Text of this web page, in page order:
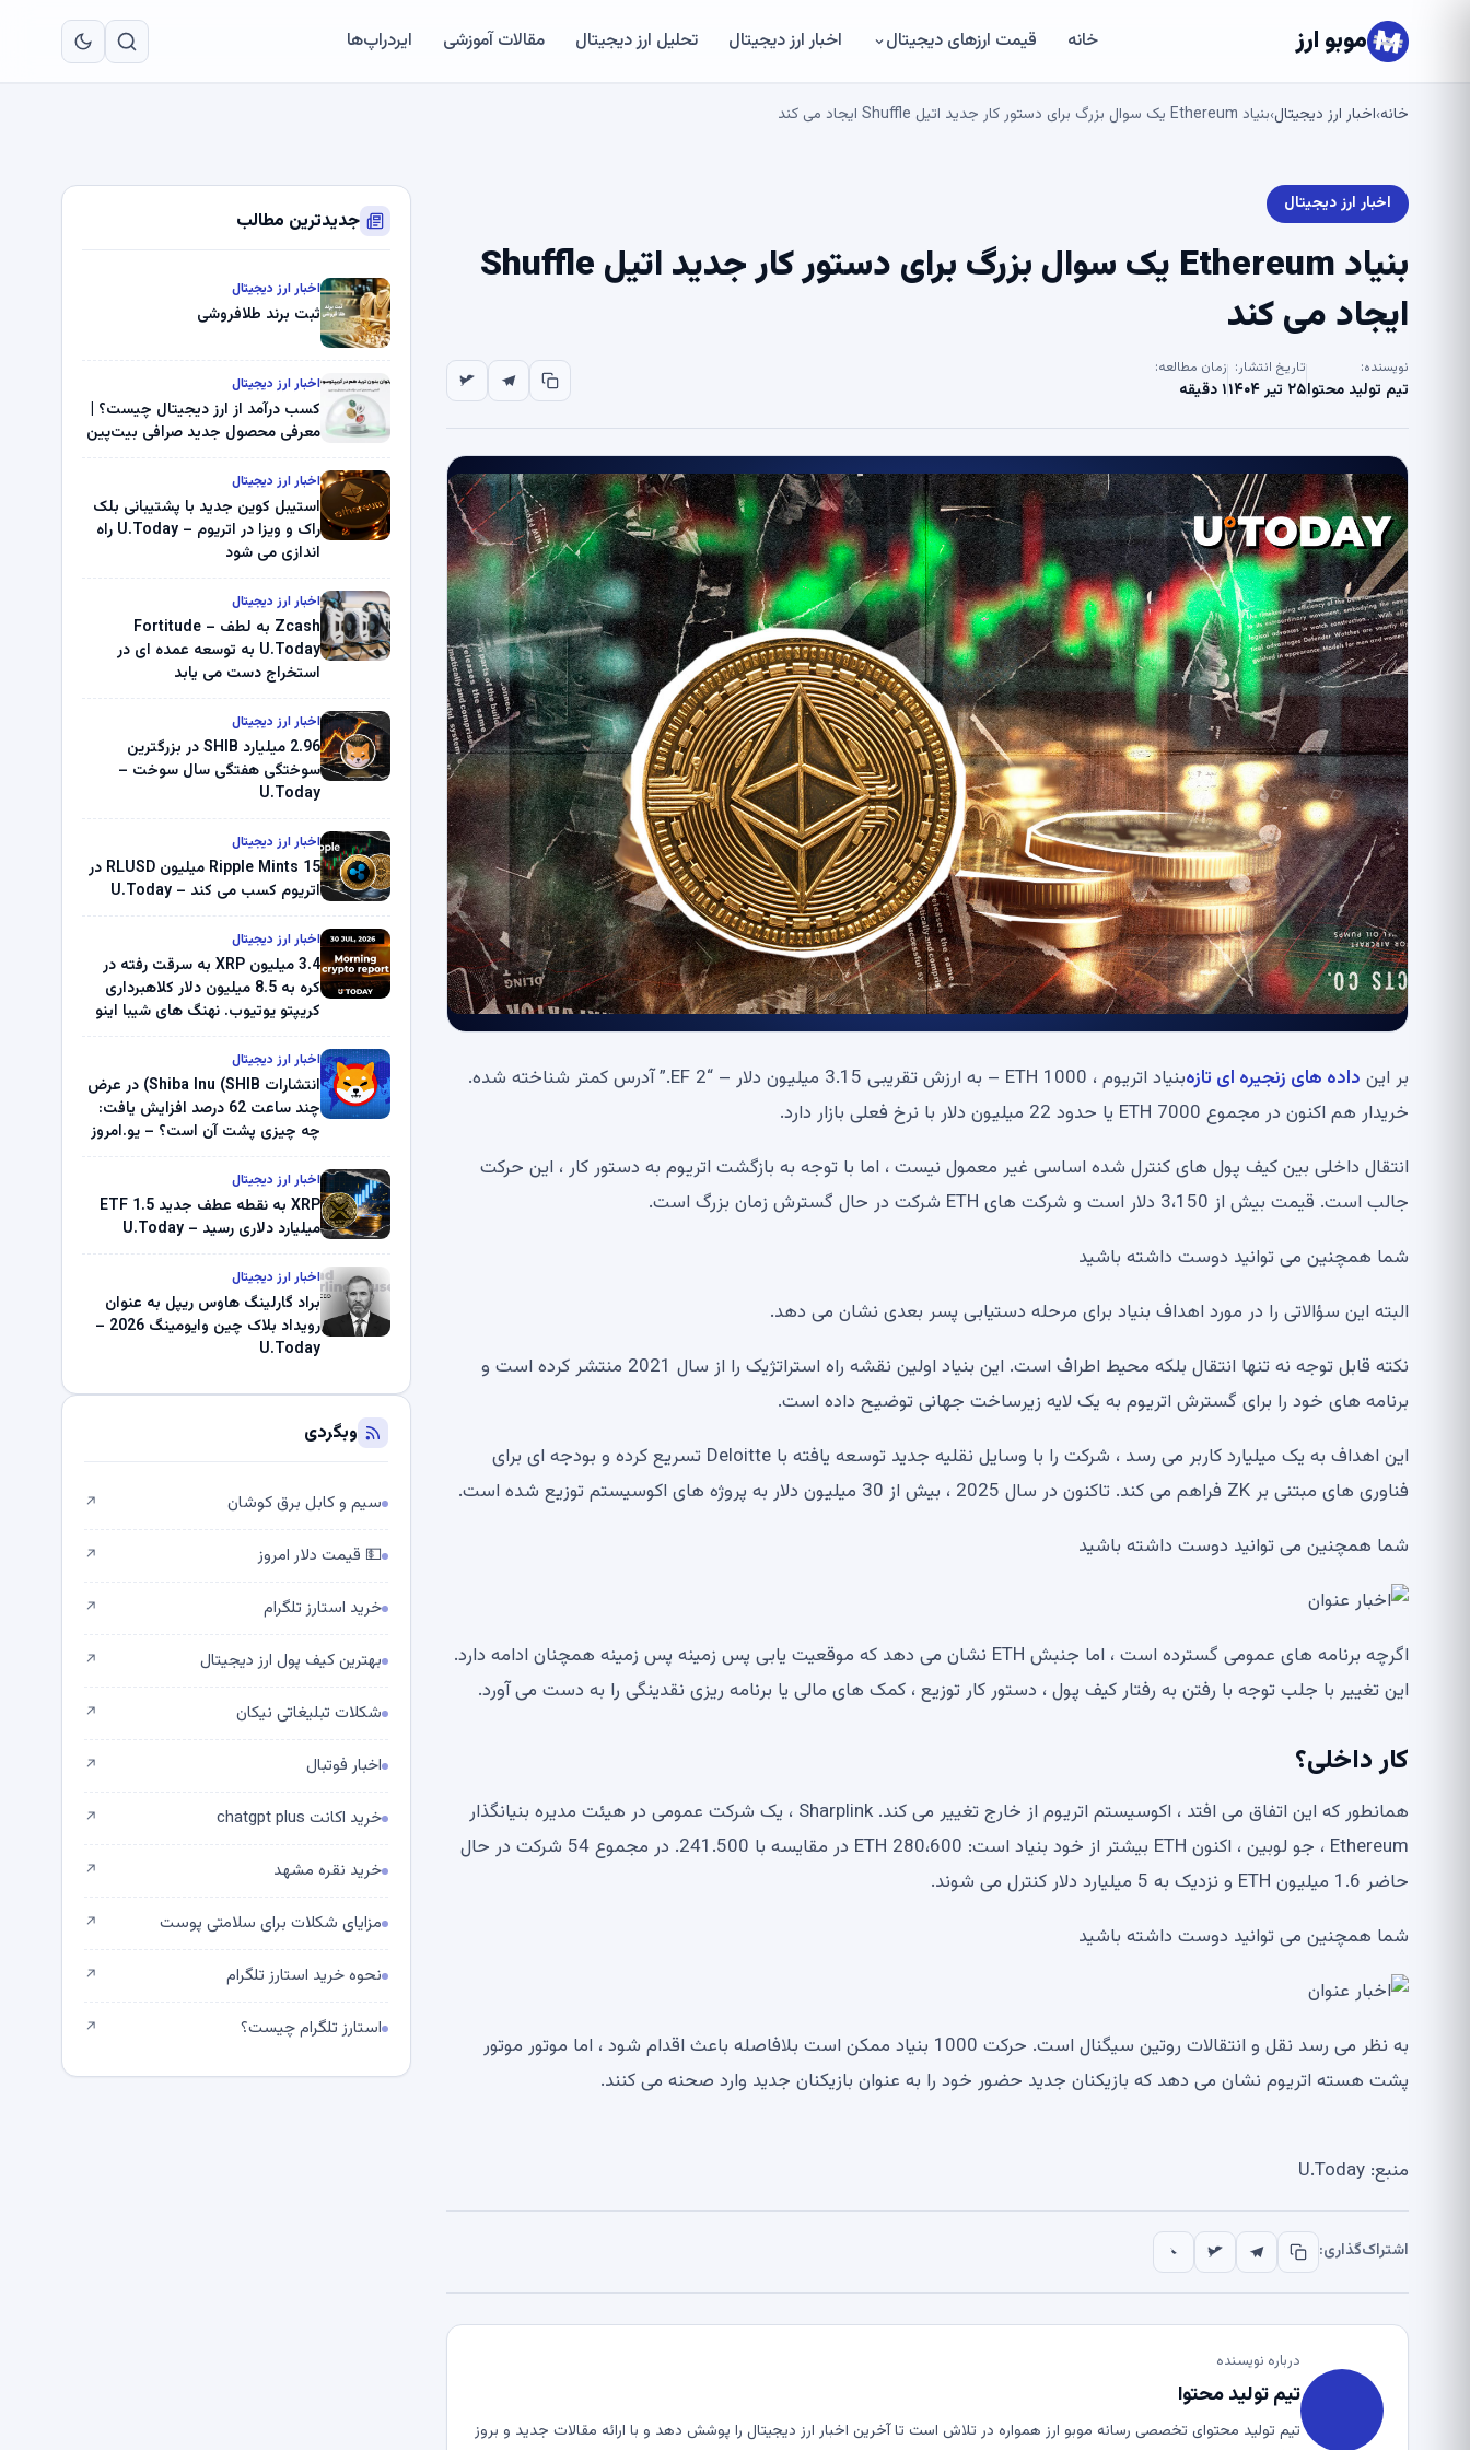
موبو ارز خانه قیمت ارزهای دیجیتال اخبار ارز دیجیتال تحلیل ارز دیجیتال مقالات آموزشی ایردراپ‌ها
خانه›اخبار ارز دیجیتال›بنیاد Ethereum یک سوال بزرگ برای دستور کار جدید اتیل Shuffle ایجاد می کند
اخبار ارز دیجیتال
بنیاد Ethereum یک سوال بزرگ برای دستور کار جدید اتیل Shuffle
ایجاد می کند
نویسنده:
تیم تولید محتوا
تاریخ انتشار:
۲۵ تیر ۱۴۰۴
زمان مطالعه:
۱ دقیقه
بر این داده های زنجیره ای تازه
بنیاد اتریوم ، 1000 ETH – به ارزش تقریبی 3.15 میلیون دلار – “EF 2.” آدرس کمتر شناخته شده.
خریدار هم اکنون در مجموع 7000 ETH یا حدود 22 میلیون دلار با نرخ فعلی بازار دارد.
انتقال داخلی بین کیف پول های کنترل شده اساسی غیر معمول نیست ، اما با توجه به بازگشت اتریوم به دستور کار ، این حرکت
جالب است. قیمت بیش از 3،150 دلار است و شرکت های ETH شرکت در حال گسترش زمان بزرگ است.
شما همچنین می توانید دوست داشته باشید
البته این سؤالاتی را در مورد اهداف بنیاد برای مرحله دستیابی پسر بعدی نشان می دهد.
نکته قابل توجه نه تنها انتقال بلکه محیط اطراف است. این بنیاد اولین نقشه راه استراتژیک را از سال 2021 منتشر کرده است و
برنامه های خود را برای گسترش اتریوم به یک لایه زیرساخت جهانی توضیح داده است.
این اهداف به یک میلیارد کاربر می رسد ، شرکت را با وسایل نقلیه جدید توسعه یافته با Deloitte تسریع کرده و بودجه ای برای
فناوری های مبتنی بر ZK فراهم می کند. تاکنون در سال 2025 ، بیش از 30 میلیون دلار به پروژه های اکوسیستم توزیع شده است.
شما همچنین می توانید دوست داشته باشید
اگرچه برنامه های عمومی گسترده است ، اما جنبش ETH نشان می دهد که موقعیت یابی پس زمینه پس زمینه همچنان ادامه دارد.
این تغییر با جلب توجه با رفتن به رفتار کیف پول ، دستور کار توزیع ، کمک های مالی یا برنامه ریزی نقدینگی را به دست می آورد.
کار داخلی؟
همانطور که این اتفاق می افتد ، اکوسیستم اتریوم از خارج تغییر می کند. Sharplink ، یک شرکت عمومی در هیئت مدیره بنیانگذار
Ethereum ، جو لوبین ، اکنون ETH بیشتر از خود بنیاد است: 280،600 ETH در مقایسه با 241.500. در مجموع 54 شرکت در حال
حاضر 1.6 میلیون ETH و نزدیک به 5 میلیارد دلار کنترل می شوند.
شما همچنین می توانید دوست داشته باشید
به نظر می رسد نقل و انتقالات روتین سیگنال است. حرکت 1000 بنیاد ممکن است بلافاصله باعث اقدام شود ، اما موتور موتور
پشت هسته اتریوم نشان می دهد که بازیکنان جدید حضور خود را به عنوان بازیکنان جدید وارد صحنه می کنند.
منبع: U.Today
اشتراک‌گذاری:
درباره نویسنده
تیم تولید محتوا
تیم تولید محتوای تخصصی رسانه موبو ارز همواره در تلاش است تا آخرین اخبار ارز دیجیتال را پوشش دهد و با ارائه مقالات جدید و بروز
جدیدترین مطالب
اخبار ارز دیجیتال
ثبت برند طلافروشی
اخبار ارز دیجیتال
کسب درآمد از ارز دیجیتال چیست؟ |
معرفی محصول جدید صرافی بیت‌پین
اخبار ارز دیجیتال
استیبل کوین جدید با پشتیبانی بلک
راک و ویزا در اتریوم – U.Today راه
اندازی می شود
اخبار ارز دیجیتال
Zcash به لطف Fortitude –
U.Today به توسعه عمده ای در
استخراج دست می یابد
اخبار ارز دیجیتال
2.96 میلیارد SHIB در بزرگترین
سوختگی هفتگی سال سوخت –
U.Today
اخبار ارز دیجیتال
Ripple Mints 15 میلیون RLUSD در
اتریوم کسب می کند – U.Today
اخبار ارز دیجیتال
3.4 میلیون XRP به سرقت رفته در
کره به 8.5 میلیون دلار کلاهبرداری
کریپتو یوتیوب. نهنگ های شیبا اینو
میلیون دلار U-Turn در بیت کوین را
ثبت کرد – گزارش کریپتو صبح –
U.Today
اخبار ارز دیجیتال
انتشارات Shiba Inu (SHIB) در عرض
چند ساعت 62 درصد افزایش یافت:
چه چیزی پشت آن است؟ – یو.امروز
اخبار ارز دیجیتال
XRP به نقطه عطف جدید ETF 1.5
میلیارد دلاری رسید – U.Today
اخبار ارز دیجیتال
براد گارلینگ هاوس ریپل به عنوان
رویداد بلاک چین وایومینگ 2026 –
U.Today
وبگردی
سیم و کابل برق کوشان ↗
💵 قیمت دلار امروز ↗
خرید استارز تلگرام ↗
بهترین کیف پول ارز دیجیتال ↗
شکلات تبلیغاتی نیکان ↗
اخبار فوتبال ↗
خرید اکانت chatgpt plus ↗
خرید نقره مشهد ↗
مزایای شکلات برای سلامتی پوست ↗
نحوه خرید استارز تلگرام ↗
استارز تلگرام چیست؟ ↗